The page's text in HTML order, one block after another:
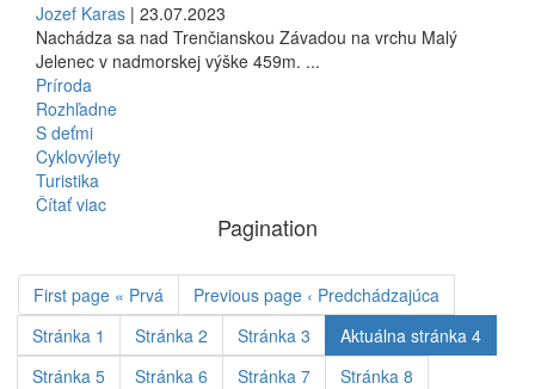
Jozef Karas | 23.07.2023
Nachádza sa nad Trenčianskou Závadou na vrchu Malý
Jelenec v nadmorskej výške 459m. ...
Príroda
Rozhľadne
S deťmi
Cyklovýlety
Turistika
Čítať viac
Pagination
First page « Prvá Previous page ‹ Predchádzajúca
Stránka 1 Stránka 2 Stránka 3 Aktuálna stránka 4
Stránka 5 Stránka 6 Stránka 7 Stránka 8